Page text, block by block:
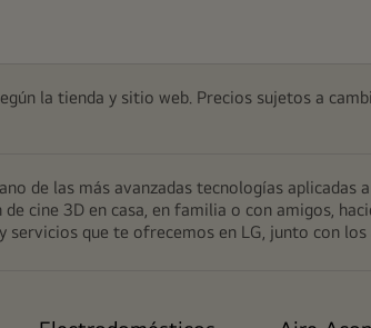
la tienda y sitio web. Precios sujetos a
de las más avanzadas tecnologías
cine 3D en casa, en familia o con amigos,
que te ofrecemos en LG, junto con